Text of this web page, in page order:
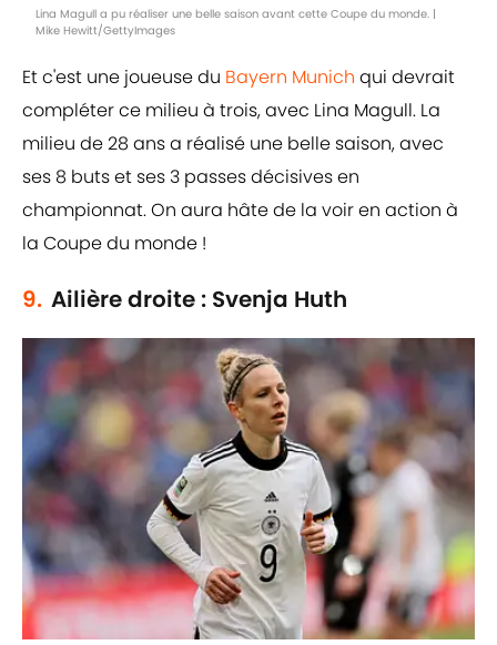
Lina Magull a pu réaliser une belle saison avant cette Coupe du monde. |
Mike Hewitt/GettyImages
Et c'est une joueuse du Bayern Munich qui devrait
compléter ce milieu à trois, avec Lina Magull. La
milieu de 28 ans a réalisé une belle saison, avec
ses 8 buts et ses 3 passes décisives en
championnat. On aura hâte de la voir en action à
la Coupe du monde !
9. Ailière droite : Svenja Huth